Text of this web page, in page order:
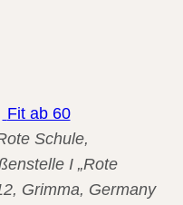
Fit ab 60
Schule,
I „Rote
Grimma, Germany